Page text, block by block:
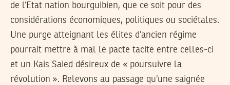
de l’Etat nation bourguibien, que ce soit pour des
considérations économiques, politiques ou sociétales.
Une purge atteignant les élites d’ancien régime
pourrait mettre à mal le pacte tacite entre celles-ci
et un Kais Saied désireux de « poursuivre la
révolution ». Relevons au passage qu’une saignée